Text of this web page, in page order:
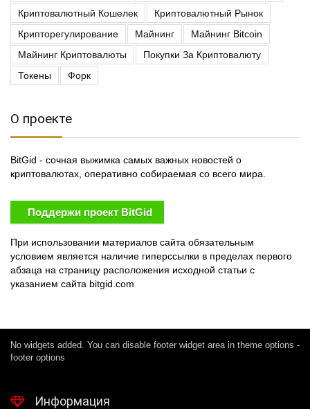
Криптовалютный Кошелек
Криптовалютный Рынок
Крипторегулирование
Майнинг
Майнинг Bitcoin
Майнинг Криптовалюты
Покупки За Криптовалюту
Токены
Форк
О проекте
BitGid - сочная выжимка самых важных новостей о
криптовалютах, оперативно собираемая со всего мира.
Поддержи проект BitGid
При использовании материалов сайта обязательным
условием является наличие гиперссылки в пределах первого
абзаца на страницу расположения исходной статьи с
указанием сайта bitgid.com
No widgets added. You can disable footer widget area in theme options -
footer options
Информация